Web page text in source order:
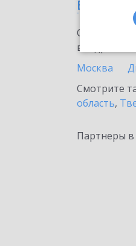
внедрение
Москва
Смотрите
область,
Партнеры